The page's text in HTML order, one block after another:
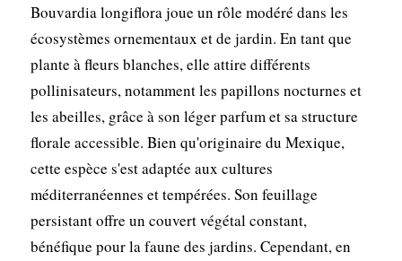
Bouvardia longiflora joue un rôle modéré dans les
écosystèmes ornementaux et de jardin. En tant que
plante à fleurs blanches, elle attire différents
pollinisateurs, notamment les papillons nocturnes et
les abeilles, grâce à son léger parfum et sa structure
florale accessible. Bien qu'originaire du Mexique,
cette espèce s'est adaptée aux cultures
méditerranéennes et tempérées. Son feuillage
persistant offre un couvert végétal constant,
bénéfique pour la faune des jardins. Cependant, en